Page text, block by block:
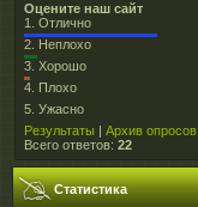
Оцените наш сайт
1. Отлично
2. Неплохо
3. Хорошо
4. Плохо
5. Ужасно
Результаты | Архив опросов
Всего ответов: 22
Статистика